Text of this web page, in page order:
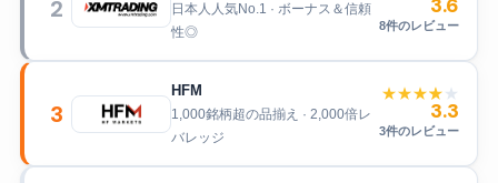
2
日本人人気No.1 · ボーナス＆信頼
性◎
3.6
8件のレビュー
3
HFM
1,000銘柄超の品揃え · 2,000倍レ
バレッジ
★★★★★
3.3
3件のレビュー